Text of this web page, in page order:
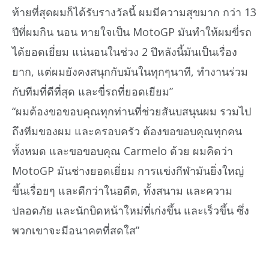
ท้ายที่สุดผมก็ได้รับรางวัลนี้ ผมมีความสุขมาก กว่า 13
ปีที่ผมกิน นอน หายใจเป็น MotoGP มันทำให้ผมขี่รถ
ได้ยอดเยี่ยม แน่นอนในช่วง 2 ปีหลังนี้มันเป็นเรื่อง
ยาก, แต่ผมยังคงสนุกกับมันในทุกๆนาที, ทำงานร่วม
กับทีมที่ดีที่สุด และขี่รถที่ยอดเยียม”
“ผมต้องขอขอบคุณทุกท่านที่ช่วยสันบสนุนผม รวมไป
ถึงทีมของผม และครอบครัว ต้องขอขอบคุณทุกคน
ทั้งหมด และขอขอบคุณ Carmelo ด้วย ผมคิดว่า
MotoGP มันช่างยอดเยี่ยม การแข่งกีฬามันยิ่งใหญ่
ขึ้นเรื่อยๆ และดีกว่าในอดีต, ทั้งสนาม และความ
ปลอดภัย และนักบิดหน้าใหม่ที่เก่งขึ้น และเร็วขึ้น ซึ่ง
พวกเขาจะมีอนาคตที่สดใส”